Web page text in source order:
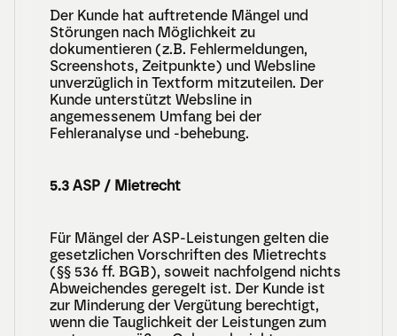
Der Kunde hat auftretende Mängel und
Störungen nach Möglichkeit zu
dokumentieren (z.B. Fehlermeldungen,
Screenshots, Zeitpunkte) und Websline
unverzüglich in Textform mitzuteilen. Der
Kunde unterstützt Websline in
angemessenem Umfang bei der
Fehleranalyse und -behebung.
5.3 ASP / Mietrecht
Für Mängel der ASP-Leistungen gelten die
gesetzlichen Vorschriften des Mietrechts
(§§ 536 ff. BGB), soweit nachfolgend nichts
Abweichendes geregelt ist. Der Kunde ist
zur Minderung der Vergütung berechtigt,
wenn die Tauglichkeit der Leistungen zum